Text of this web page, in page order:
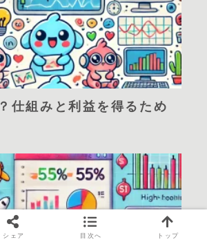
仕組みと利益を得るため
シェア 目次へ トップ